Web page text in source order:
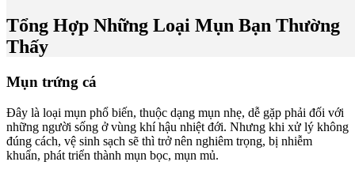
Tổng Hợp Những Loại Mụn Bạn Thường
Thấy
Mụn trứng cá
Đây là loại mụn phổ biến, thuộc dạng mụn nhẹ, dễ gặp phải đối với
những người sống ở vùng khí hậu nhiệt đới. Nhưng khi xử lý không
đúng cách, vệ sinh sạch sẽ thì trở nên nghiêm trọng, bị nhiễm
khuẩn, phát triển thành mụn bọc, mụn mủ.